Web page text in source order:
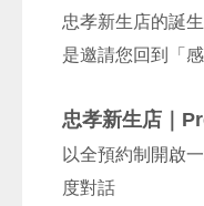
忠孝新生店的誕
是邀請您回到「
忠孝新生店｜
以全預約制開啟
度對話